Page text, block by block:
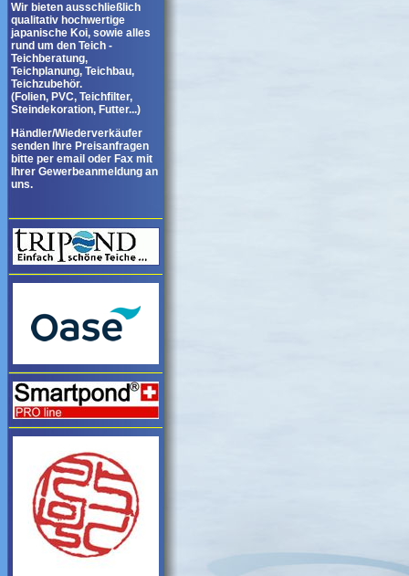
Wir bieten ausschließlich
qualitativ hochwertige
japanische Koi, sowie alles
rund um den Teich -
Teichberatung,
Teichplanung, Teichbau,
Teichzubehör.
(Folien, PVC, Teichfilter,
Steindekoration, Futter...)
Händler/Wiederverkäufer
senden Ihre Preisanfragen
bitte per email oder Fax mit
Ihrer Gewerbeanmeldung an
uns.